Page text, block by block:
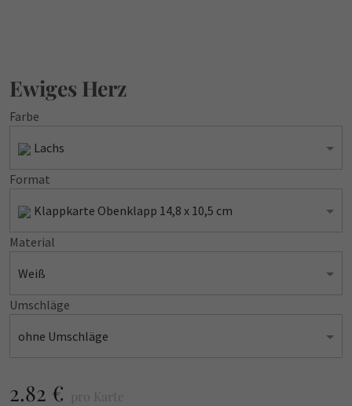
Ewiges Herz
Farbe
Lachs
Format
Klappkarte Obenklapp 14,8 x 10,5 cm
Material
Weiß
Umschläge
ohne Umschläge
2.82 € pro Karte